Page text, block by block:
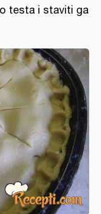
testa i staviti ga